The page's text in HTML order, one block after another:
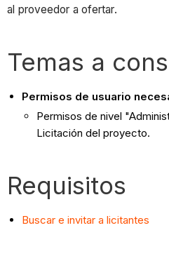
al proveedor a ofertar.
Temas a
Permisos de usuario
Permisos de nivel
Licitación del proyecto.
Requisitos
Buscar e invitar a licitantes